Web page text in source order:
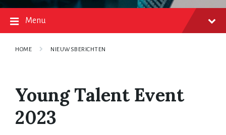
Menu
HOME NIEUWSBERICHTEN
Young Talent Event
2023